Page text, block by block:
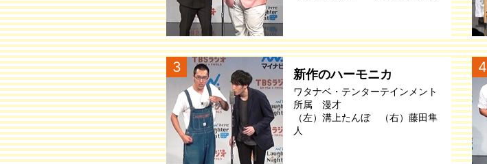
3 新作のハーモニカ
ワタナベ・テンターテインメント
所属 漫才
（左）溝上たんぼ （右）藤田隼
人
4